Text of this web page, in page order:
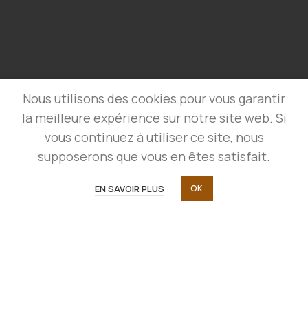
Nous utilisons des cookies pour vous garantir
la meilleure expérience sur notre site web. Si
vous continuez à utiliser ce site, nous
supposerons que vous en êtes satisfait.
EN SAVOIR PLUS OK